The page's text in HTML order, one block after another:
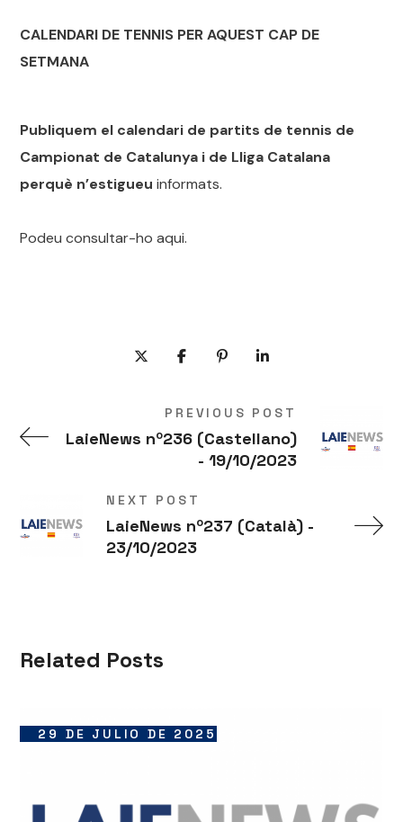
CALENDARI DE TENNIS PER AQUEST CAP DE
SETMANA
Publiquem el calendari de partits de tennis de
Campionat de Catalunya i de Lliga Catalana
perquè n’estigueuinformats.
Podeu consultar-ho aqui.
PREVIOUS POST
LaieNews nº236 (Castellano)
- 19/10/2023
NEXT POST
LaieNews nº237 (Català) -
23/10/2023
Related Posts
29 DE JULIO DE 2025